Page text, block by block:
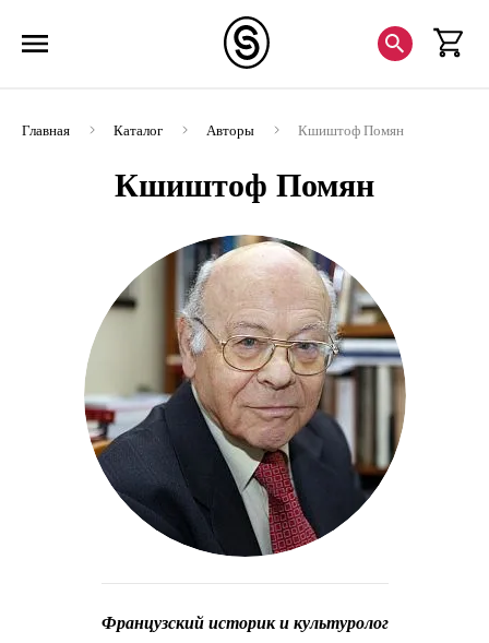
Главная Каталог Авторы Кшиштоф Помян
Французский историк и культуролог
Кшиштоф Помян